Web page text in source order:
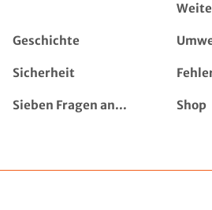
Geschichte
Sicherheit
Sieben Fragen an... Shop